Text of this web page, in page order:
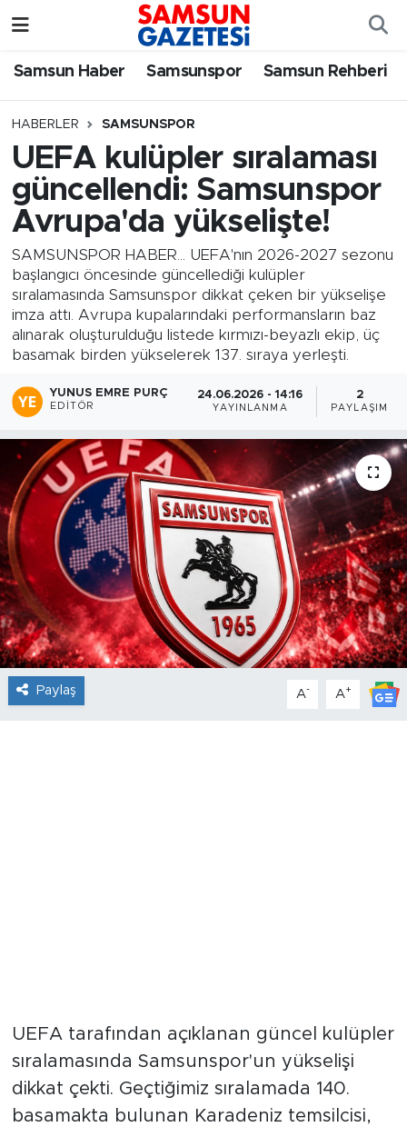
Samsun Haber Samsunspor Samsun Rehberi
HABERLER SAMSUNSPOR
UEFA kulüpler sıralaması
güncellendi: Samsunspor
Avrupa'da yükselişte!
SAMSUNSPOR HABER... UEFA'nın 2026-2027 sezonu
başlangıcı öncesinde güncellediği kulüpler
sıralamasında Samsunspor dikkat çeken bir yükselişe
imza attı. Avrupa kupalarındaki performansların baz
alınarak oluşturulduğu listede kırmızı-beyazlı ekip, üç
basamak birden yükselerek 137. sıraya yerleşti.
YUNUS EMRE PURÇ
EDITÖR
24.06.2026 - 14:16
YAYINLANMA
2
PAYLAŞIM
Paylaş A- A+
UEFA tarafından açıklanan güncel kulüpler
sıralamasında Samsunspor'un yükselişi
dikkat çekti. Geçtiğimiz sıralamada 140.
basamakta bulunan Karadeniz temsilcisi,
Samsun Haber
Samsun Rehberi
Resmi İlanlar
Samsun Nöbetçi Eczaneler
SAMSUN Namaz Vakitleri
Samsun Trafik Yoğunluk Haritası
Süper Lig Puan Durumu ve Fikstür
Tüm Manşetler
Son Dakika Haberleri
Haber Arşivi